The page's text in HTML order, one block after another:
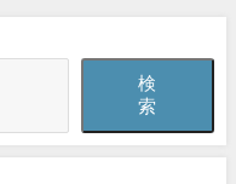
検
索